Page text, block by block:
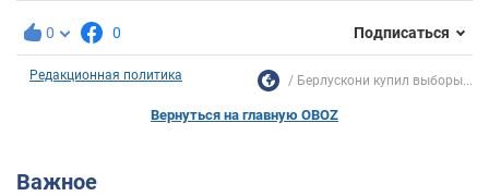
0 0 Подписаться
Редакционная политика Берлускони купил выборы...
Вернуться на главную OBOZ
Важное